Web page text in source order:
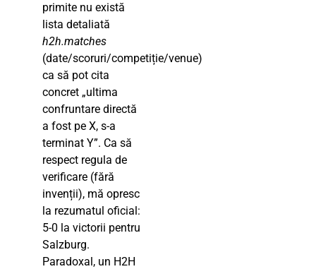
primite nu există
lista detaliată
h2h.matches
(date/scoruri/competiție/venue)
ca să pot cita
concret „ultima
confruntare directă
a fost pe X, s-a
terminat Y”. Ca să
respect regula de
verificare (fără
invenții), mă opresc
la rezumatul oficial:
5-0 la victorii pentru
Salzburg.
Paradoxal, un H2H